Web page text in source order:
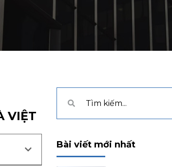
VIỆT
Bài viết mới nhất